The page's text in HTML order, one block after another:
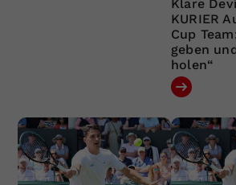
Klare
KURIER
Cup
geben
holen“